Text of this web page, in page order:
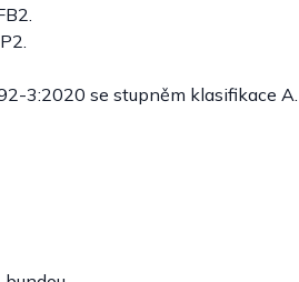
3:2020 se stupněm klasifikace A.